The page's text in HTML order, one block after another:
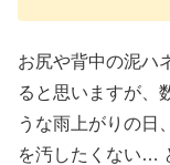
お尻や背中の泥ハ
ると思いますが、
うな雨上がりの日
を汚したくない…